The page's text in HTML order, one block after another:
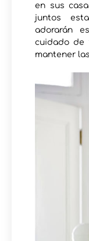
en sus
juntos
adorarán
cuidado de
mantener